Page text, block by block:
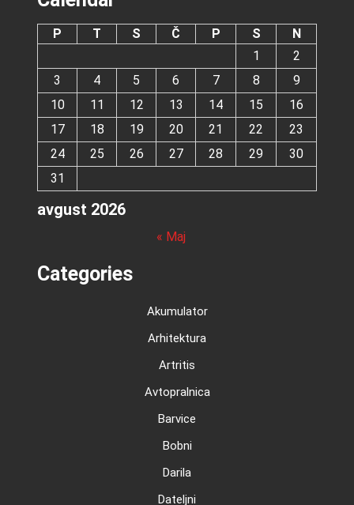
avgust 2026
P T S Č P S
N
1
2
3
4 5 6 7 8
9
10
11 12 13 14 15
16
17
18 19 20 21 22
23
24
25 26 27 28 29
30
31
« Maj
Categories
Akumulator
Arhitektura
Artritis
Avtopralnica
Barvice
Bobni
Darila
Dateljni